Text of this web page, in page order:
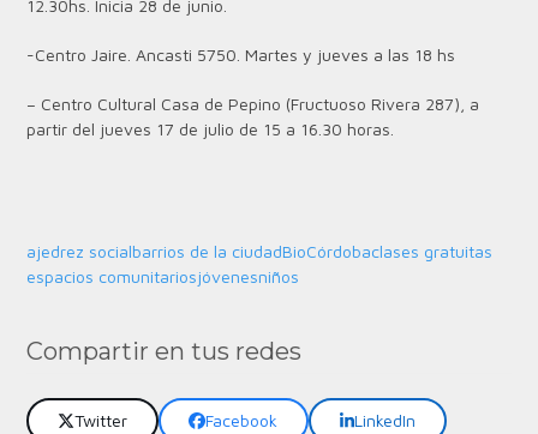
12.30hs. Inicia 28 de junio.
-Centro Jaire. Ancasti 5750. Martes y jueves a las 18 hs
– Centro Cultural Casa de Pepino (Fructuoso Rivera 287), a
partir del jueves 17 de julio de 15 a 16.30 horas.
ajedrez socialbarrios de la ciudadBioCórdobaclases gratuitas
espacios comunitariosjóvenesniños
Compartir en tus redes
Twitter Facebook LinkedIn